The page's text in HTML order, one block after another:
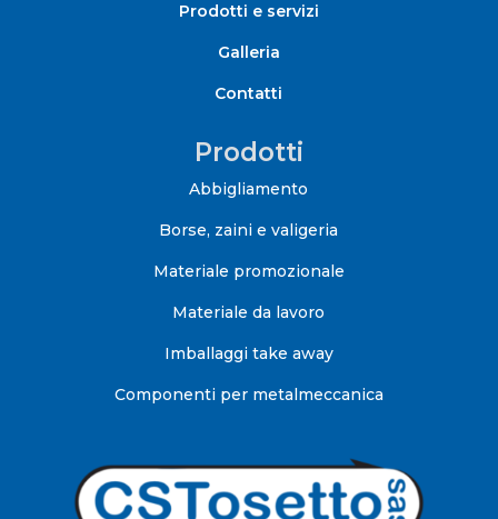
Prodotti e servizi
Galleria
Contatti
Prodotti
Abbigliamento
Borse, zaini e valigeria
Materiale promozionale
Materiale da lavoro
Imballaggi take away
Componenti per metalmeccanica